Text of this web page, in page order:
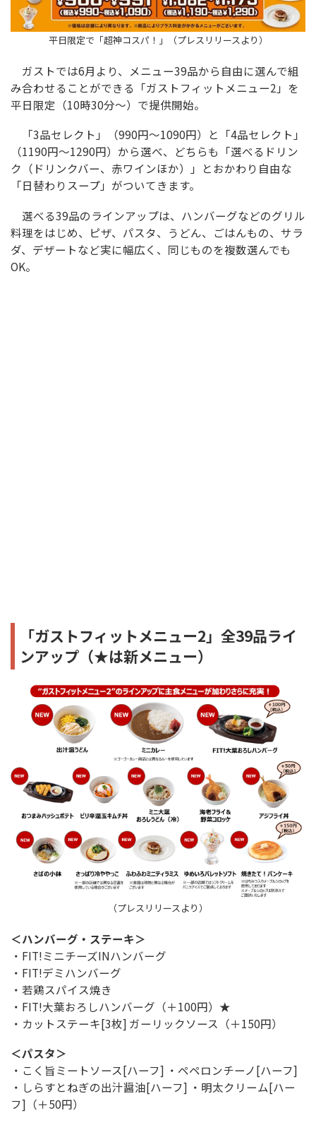
平日限定で「超神コスパ！」（プレスリリースより）
ガストでは6月より、メニュー39品から自由に選んで組
み合わせることができる「ガストフィットメニュー2」を
平日限定（10時30分～）で提供開始。
「3品セレクト」（990円～1090円）と「4品セレクト」
（1190円～1290円）から選べ、どちらも「選べるドリン
ク（ドリンクバー、赤ワインほか）」とおかわり自由な
「日替わりスープ」がついてきます。
選べる39品のラインアップは、ハンバーグなどのグリル
料理をはじめ、ピザ、パスタ、うどん、ごはんもの、サラ
ダ、デザートなど実に幅広く、同じものを複数選んでも
OK。
「ガストフィットメニュー2」全39品ライ
ンアップ（★は新メニュー）
（プレスリリースより）
＜ハンバーグ・ステーキ＞
・FIT!ミニチーズINハンバーグ
・FIT!デミハンバーグ
・若鶏スパイス焼き
・FIT!大葉おろしハンバーグ（＋100円）★
・カットステーキ[3枚] ガーリックソース（＋150円）
＜パスタ＞
・こく旨ミートソース[ハーフ] ・ペペロンチーノ[ハーフ]
・しらすとねぎの出汁醤油[ハーフ] ・明太クリーム[ハー
フ]（＋50円）